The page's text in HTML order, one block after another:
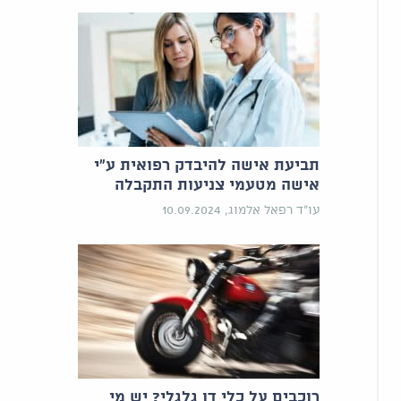
תביעת אישה להיבדק רפואית ע"י
אישה מטעמי צניעות התקבלה
עו"ד רפאל אלמוג, 10.09.2024